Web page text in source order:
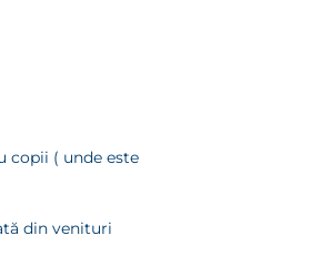
copii ( unde este
din venituri